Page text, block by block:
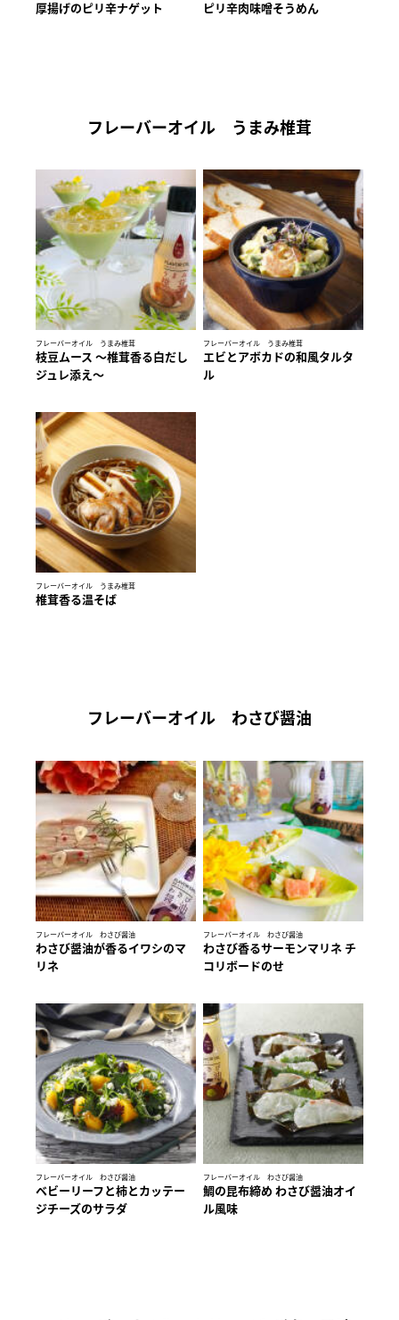
厚揚げのピリ辛ナゲット ピリ辛肉味噌そうめん
フレーバーオイル うまみ椎茸
フレーバーオイル うまみ椎茸
枝豆ムース 〜椎茸香る白だし
ジュレ添え〜
フレーバーオイル うまみ椎茸
エビとアボカドの和風タルタ
ル
フレーバーオイル うまみ椎茸
椎茸香る温そば
フレーバーオイル わさび醤油
フレーバーオイル わさび醤油
わさび醤油が香るイワシのマ
リネ
フレーバーオイル わさび醤油
わさび香るサーモンマリネ チ
コリボードのせ
フレーバーオイル わさび醤油
ベビーリーフと柿とカッテー
ジチーズのサラダ
フレーバーオイル わさび醤油
鯛の昆布締め わさび醤油オイ
ル風味